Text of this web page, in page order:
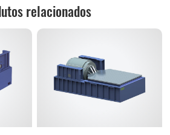
relacionados